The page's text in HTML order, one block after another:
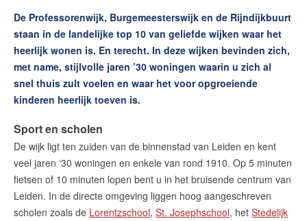
De Professorenwijk, Burgemeesterswijk en de Rijndijkbuurt
staan in de landelijke top 10 van geliefde wijken waar het
heerlijk wonen is. En terecht. In deze wijken bevinden zich,
met name, stijlvolle jaren ’30 woningen waarin u zich al
snel thuis zult voelen en waar het voor opgroeiende
kinderen heerlijk toeven is.
Sport en scholen
De wijk ligt ten zuiden van de binnenstad van Leiden en kent
veel jaren ‘30 woningen en enkele van rond 1910. Op 5 minuten
fietsen of 10 minuten lopen bent u in het bruisende centrum van
Leiden. In de directe omgeving liggen hoog aangeschreven
scholen zoals de Lorentzschool, St. Josephschool, het Stedelijk